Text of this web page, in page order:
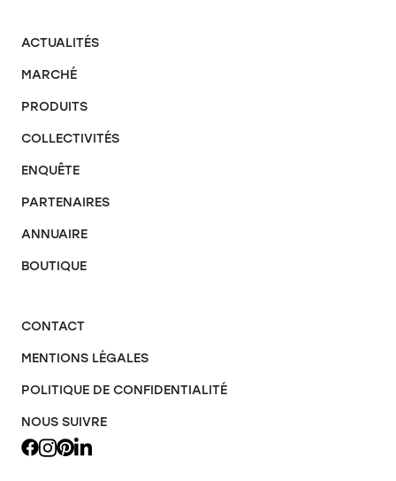
ACTUALITÉS
MARCHÉ
PRODUITS
COLLECTIVITÉS
ENQUÊTE
PARTENAIRES
ANNUAIRE
BOUTIQUE
CONTACT
MENTIONS LÉGALES
POLITIQUE DE CONFIDENTIALITÉ
NOUS SUIVRE